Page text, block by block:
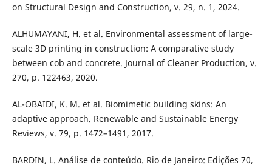
on Structural Design and Construction, v. 29, n. 1, 2024.
ALHUMAYANI, H. et al. Environmental assessment of large-
scale 3D printing in construction: A comparative study
between cob and concrete. Journal of Cleaner Production, v.
270, p. 122463, 2020.
AL-OBAIDI, K. M. et al. Biomimetic building skins: An
adaptive approach. Renewable and Sustainable Energy
Reviews, v. 79, p. 1472–1491, 2017.
BARDIN, L. Análise de conteúdo. Rio de Janeiro: Edições 70,